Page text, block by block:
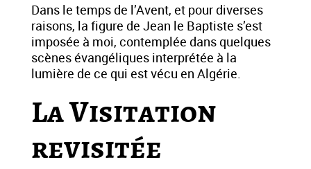
Dans le temps de l’Avent, et pour diverses
raisons, la figure de Jean le Baptiste s’est
imposée à moi, contemplée dans quelques
scènes évangéliques interprétée à la
lumière de ce qui est vécu en Algérie.
La Visitation
revisitée